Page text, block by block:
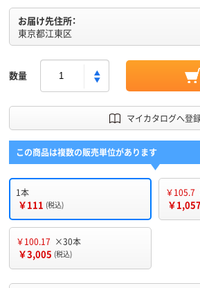
お届け先住所：
東京都江東区
数量
マイカタログへ登
この商品は複数の販売単位があります
1本
￥111 (税込)
￥105.7
￥1,057
￥100.17 ×30本
￥3,005 (税込)